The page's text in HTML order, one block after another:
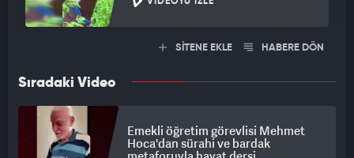
SİTENE EKLE HABERE DÖN
Sıradaki Video
Emekli öğretim görevlisi Mehmet
Hoca'dan sürahi ve bardak